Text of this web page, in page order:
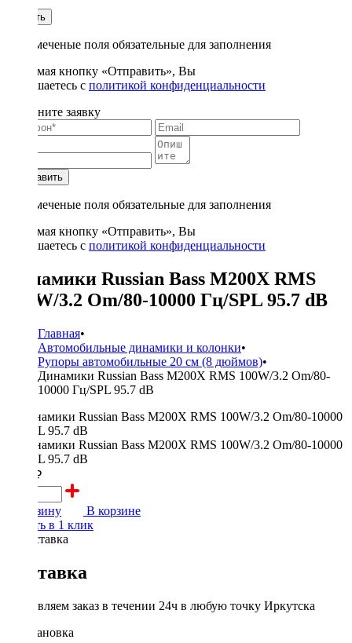
Купить
* - отмеченые поля обязательные для заполнения
Нажимая кнопку «Отправить», Вы
соглашаетесь с политикой конфиденциальности
Заполните заявку
Отправить
* - отмеченые поля обязательные для заполнения
Нажимая кнопку «Отправить», Вы
соглашаетесь с политикой конфиденциальности
Динамики Russian Bass M200X RMS
100W/3.2 Om/80-10000 Гц/SPL 95.7 dB
Главная•
Автомобильные динамики и колонки•
Рупоры автомобильные 20 см (8 дюймов)•
Динамики Russian Bass M200X RMS 100W/3.2 Om/80-
10000 Гц/SPL 95.7 dB
5000 ₽
В корзину
В корзине
Купить в 1 клик
Доставка
Доставляем заказ в течении 24ч в любую точку Иркутска